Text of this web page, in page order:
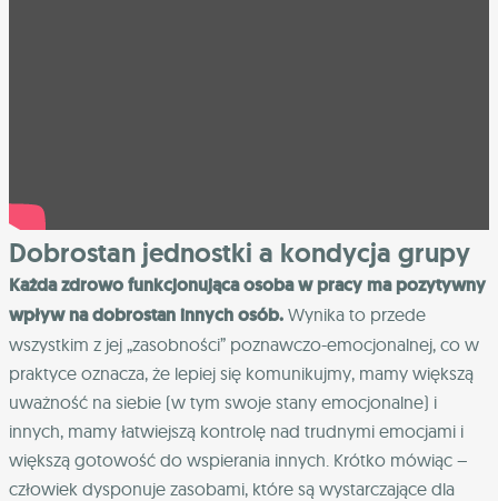
Dobrostan jednostki a kondycja grupy
Każda zdrowo funkcjonująca osoba w pracy ma pozytywny
wpływ na dobrostan innych osób. Wynika to przede
wszystkim z jej „zasobności” poznawczo-emocjonalnej, co w
praktyce oznacza, że lepiej się komunikujmy, mamy większą
uważność na siebie (w tym swoje stany emocjonalne) i
innych, mamy łatwiejszą kontrolę nad trudnymi emocjami i
większą gotowość do wspierania innych. Krótko mówiąc –
człowiek dysponuje zasobami, które są wystarczające dla